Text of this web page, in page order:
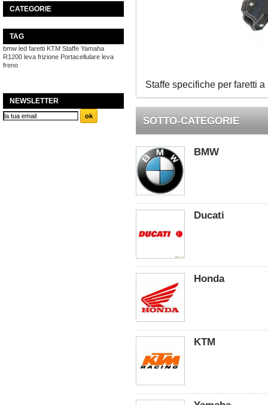
CATEGORIE
TAG
bmw led faretti KTM Staffe Yamaha
R1200 leva frizione Portacellulare leva
freno
NEWSLETTER
Staffe specifiche per faretti a
SOTTO-CATEGORIE
BMW
Ducati
Honda
KTM